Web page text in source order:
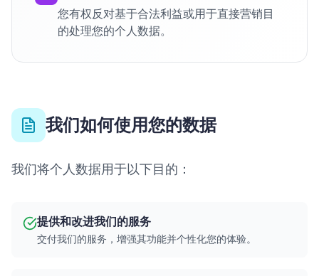
您有权反对基于合法利益或用于直接营销目
的处理您的个人数据。
我们如何使用您的数据
我们将个人数据用于以下目的：
提供和改进我们的服务
交付我们的服务，增强其功能并个性化您的体验。